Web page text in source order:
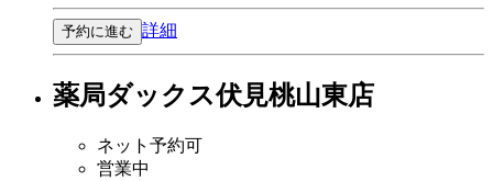
予約に進む 詳細
薬局ダックス伏見桃山東店
ネット予約可
営業中